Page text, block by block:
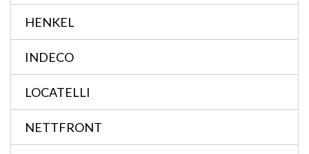
HENKEL
INDECO
LOCATELLI
NETTFRONT